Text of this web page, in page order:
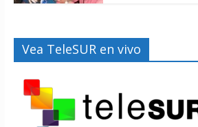
Vea TeleSUR en vivo